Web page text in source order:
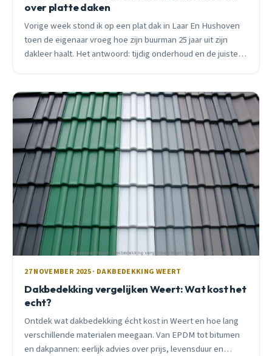
over platte daken
Vorige week stond ik op een plat dak in Laar En Hushoven
toen de eigenaar vroeg hoe zijn buurman 25 jaar uit zijn
dakleer haalt. Het antwoord: tijdig onderhoud en de juiste
27 NOVEMBER 2025 · DAKBEDEKKING WEERT
Dakbedekking vergelijken Weert: Wat kost het
echt?
Ontdek wat dakbedekking écht kost in Weert en hoe lang
verschillende materialen meegaan. Van EPDM tot bitumen
en dakpannen: eerlijk advies over prijs, levensduur en